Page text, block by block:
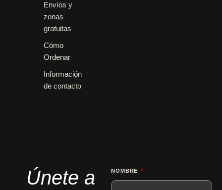
Envíos y
zonas
gratuitas
Cómo
Ordenar
Información
de contacto
Únete a
NOMBRE